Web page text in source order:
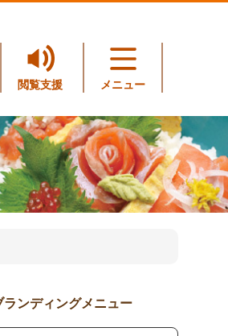
閲覧支援 メニュー
ランディングメニュー